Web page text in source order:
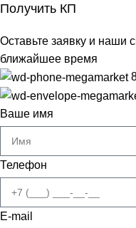
Получить КП
Оставьте заявку и наши
ближайшее время
Ваше имя
Телефон
E-mail